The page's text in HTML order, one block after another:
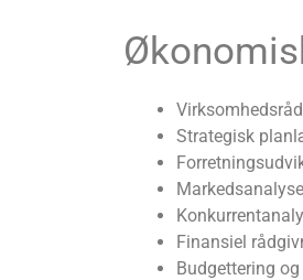
Strategisk
Markedsanalyse
Finansiel
Budgettering